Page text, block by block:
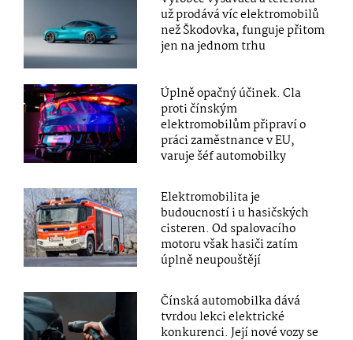
už prodává víc elektromobilů
než Škodovka, funguje přitom
jen na jednom trhu
Úplně opačný účinek. Cla
proti čínským
elektromobilům připraví o
práci zaměstnance v EU,
varuje šéf automobilky
Elektromobilita je
budoucností i u hasičských
cisteren. Od spalovacího
motoru však hasiči zatím
úplně neupouštějí
Čínská automobilka dává
tvrdou lekci elektrické
konkurenci. Její nové vozy se